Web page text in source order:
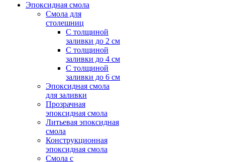
Эпоксидная смола
Смола для
столешниц
С толщиной
заливки до 2 см
С толщиной
заливки до 4 см
С толщиной
заливки до 6 см
Эпоксидная смола
для заливки
Прозрачная
эпоксидная смола
Литьевая эпоксидная
смола
Конструкционная
эпоксидная смола
Смола с